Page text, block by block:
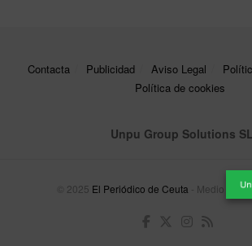
Contacta Publicidad Aviso Legal
Política de cookies
Unpu Group Solutions SL
© 2025 El Periódico de Ceuta - Medio de